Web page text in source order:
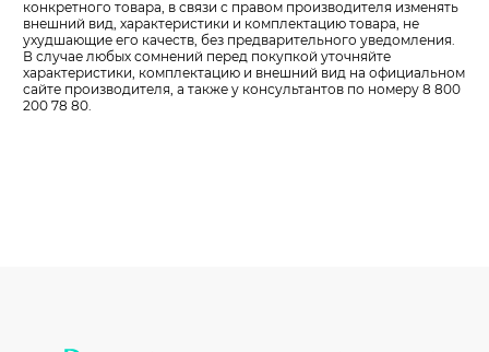
конкретного товара, в связи с правом производителя изменять
внешний вид, характеристики и комплектацию товара, не
ухудшающие его качеств, без предварительного уведомления.
В случае любых сомнений перед покупкой уточняйте
характеристики, комплектацию и внешний вид на официальном
сайте производителя, а также у консультантов по номеру 8 800
200 78 80.